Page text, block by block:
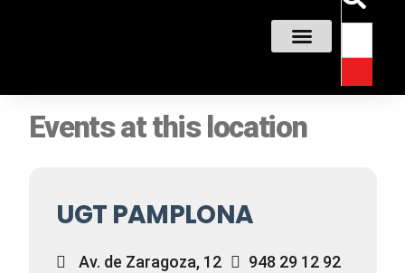
Events at this location
UGT PAMPLONA
Av. de Zaragoza, 12 948 29 12 92